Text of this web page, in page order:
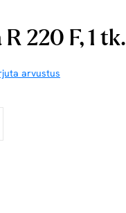
220 F, 1 tk.
arvustus